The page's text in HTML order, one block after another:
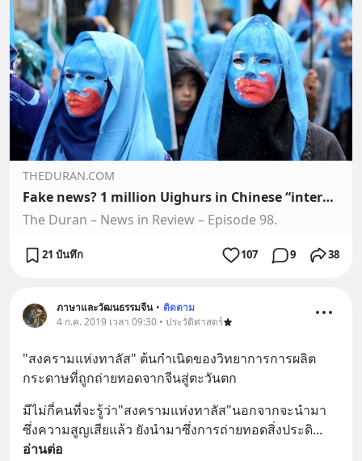
THEDURAN.COM
Fake news? 1 million Uighurs in Chinese “internment camps” (Video)
The Duran – News in Review – Episode 98.
21 บันทึก 107 9 38
ภาษาและวัฒนธรรมจีน • ติดตาม
4 ก.ค. 2019 เวลา 09:30 • ประวัติศาสตร์
"สงครามแห่งทาลัส" ต้นกำเนิดของวิทยาการการผลิต
กระดาษที่ถูกถ่ายทอดจากจีนสู่ตะวันตก
มีไม่กี่คนที่จะรู้ว่า"สงครามแห่งทาลัส"นอกจากจะนำมา
ซึ่งความสูญเสียแล้ว ยังนำมาซึ่งการถ่ายทอดสิ่งประดิ
อ่านต่อ